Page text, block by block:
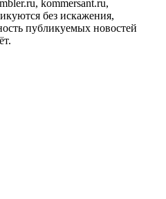
kommersant.ru,
без искажения,
публикуемых новостей